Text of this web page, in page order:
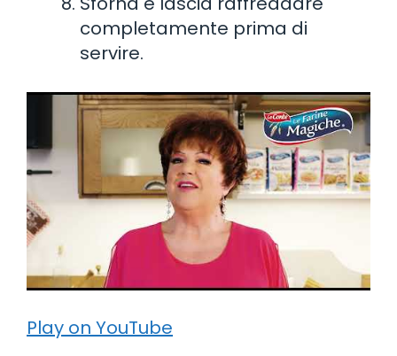
completamente prima di
servire.
Play on YouTube